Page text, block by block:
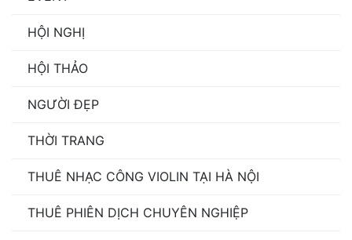
HỘI NGHỊ
HỘI THẢO
NGƯỜI ĐẸP
THỜI TRANG
THUÊ NHẠC CÔNG VIOLIN TẠI HÀ NỘI
THUÊ PHIÊN DỊCH CHUYÊN NGHIỆP